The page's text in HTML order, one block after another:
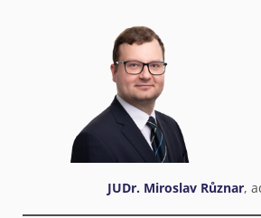
JUDr. Miroslav Různar,